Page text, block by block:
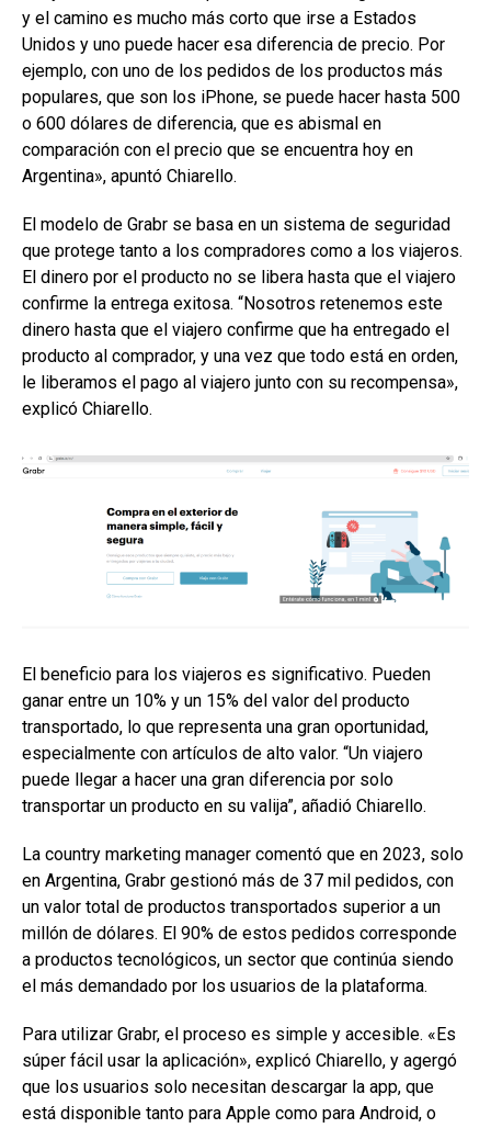
y el camino es mucho más corto que irse a Estados
Unidos y uno puede hacer esa diferencia de precio. Por
ejemplo, con uno de los pedidos de los productos más
populares, que son los iPhone, se puede hacer hasta 500
o 600 dólares de diferencia, que es abismal en
comparación con el precio que se encuentra hoy en
Argentina», apuntó Chiarello.
El modelo de Grabr se basa en un sistema de seguridad
que protege tanto a los compradores como a los viajeros.
El dinero por el producto no se libera hasta que el viajero
confirme la entrega exitosa. “Nosotros retenemos este
dinero hasta que el viajero confirme que ha entregado el
producto al comprador, y una vez que todo está en orden,
le liberamos el pago al viajero junto con su recompensa»,
explicó Chiarello.
El beneficio para los viajeros es significativo. Pueden
ganar entre un 10% y un 15% del valor del producto
transportado, lo que representa una gran oportunidad,
especialmente con artículos de alto valor. “Un viajero
puede llegar a hacer una gran diferencia por solo
transportar un producto en su valija”, añadió Chiarello.
La country marketing manager comentó que en 2023, solo
en Argentina, Grabr gestionó más de 37 mil pedidos, con
un valor total de productos transportados superior a un
millón de dólares. El 90% de estos pedidos corresponde
a productos tecnológicos, un sector que continúa siendo
el más demandado por los usuarios de la plataforma.
Para utilizar Grabr, el proceso es simple y accesible. «Es
súper fácil usar la aplicación», explicó Chiarello, y agergó
que los usuarios solo necesitan descargar la app, que
está disponible tanto para Apple como para Android, o